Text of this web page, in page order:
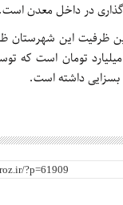
گذاری در داخل معدن است.
ظرفیت این
سال ۱۳۹۸ به مبلغ ۸۶
بسزایی داشته است.